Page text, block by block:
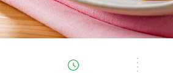
つゆ
くらしプラ酢
お酢ドリンク
国内事業概要